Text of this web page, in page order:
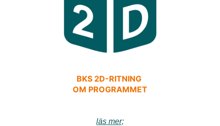
BKS 2D-RITNING
OM PROGRAMMET
läs mer;